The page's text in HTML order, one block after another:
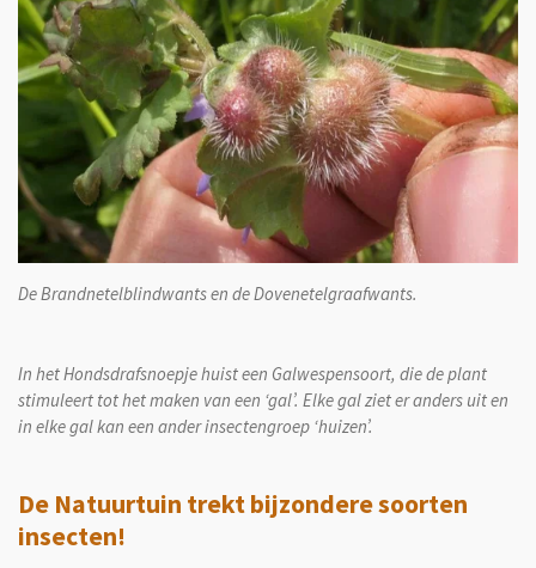
De Brandnetelblindwants en de Dovenetelgraafwants.
In het Hondsdrafsnoepje huist een Galwespensoort, die de plant
stimuleert tot het maken van een ‘gal’. Elke gal ziet er anders uit en
in elke gal kan een ander insectengroep ‘huizen’.
De Natuurtuin trekt bijzondere soorten
insecten!